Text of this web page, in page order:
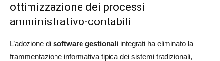
ottimizzazione dei processi
amministrativo-contabili
L’adozione di software gestionali integrati ha eliminato la
frammentazione informativa tipica dei sistemi tradizionali,